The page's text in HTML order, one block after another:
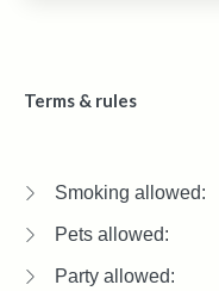
Terms & rules
Smoking allowed:
Pets allowed:
Party allowed: